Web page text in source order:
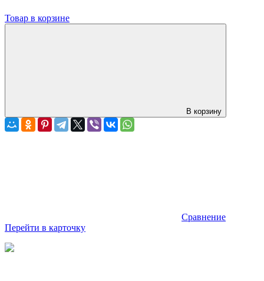
Товар в корзине
В корзину
Сравнение
Перейти в карточку